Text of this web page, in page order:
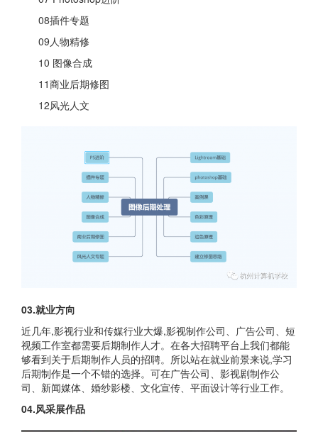
08插件专题
09人物精修
10 图像合成
11商业后期修图
12风光人文
03.就业方向
近几年,影视行业和传媒行业大爆,影视制作公司、广告公司、短
视频工作室都需要后期制作人才。在各大招聘平台上我们都能
够看到关于后期制作人员的招聘。所以站在就业前景来说,学习
后期制作是一个不错的选择。可在广告公司、影视剧制作公
司、新闻媒体、婚纱影楼、文化宣传、平面设计等行业工作。
04.风采展作品